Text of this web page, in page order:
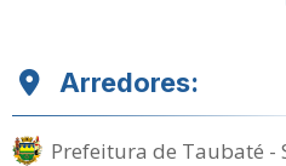
Arredores:
Prefeitura de Taubaté -